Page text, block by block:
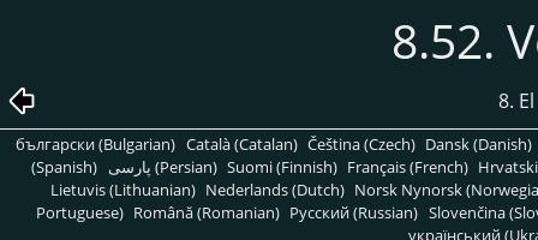
8.52.
8.
български (Bulgarian) Català (Catalan) Čeština (Czech) Dansk (Danish)
(Spanish)
پارسی (Persian) Suomi (Finnish) Français (French)
Lietuvis (Lithuanian) Nederlands (Dutch) Norsk Nynorsk
Portuguese) Română (Romanian) Pусский (Russian) Slovenčina
український